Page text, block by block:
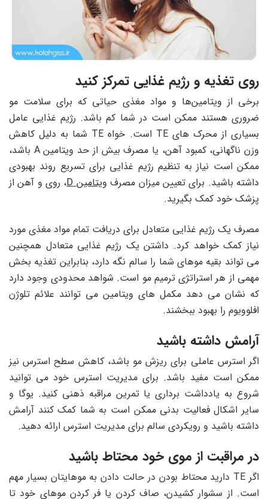
روی تغذیه و رژیم غذایی تمرکز کنید
برخی از ویتامین‌ها و مواد مغذی حیاتی که برای سلامت مو
ضروری هستند ممکن است در شما کم باشد. رژیم غذایی عامل
بسیاری از محرک های TE است. خواه TE شما به دلیل کاهش
وزن ناگهانی، کمبود آهن، یا مصرف بیش از حد ویتامین A باشد،
ممکن است نیاز به تنظیم رژیم غذایی برای تسریع روند بهبودی
داشته باشید. برای تعیین میزان مصرف ویتامین D ، روی و آهن از
پزشک خود کمک بگیرید.
مصرف یک رژیم غذایی متعادل برای دریافت تمام مواد مغذی مورد
نیاز کمک خواهد کرد. داشتن یک رژیم غذایی متعادل همچنین
می تواند بقیه موهای شما را سالم نگه دارد، بنابراین تغذیه بخش
مهمی از هر استراتژی ترمیم مو است. شواهد محدودی وجود دارد
که نشان می دهد مکمل های ویتامین می توانند علائم تلوژن
افلوویوم را بهبود ببخشند.
آرامش داشته باشید
اگر استرس عاملی برای ریزش مو باشد، کاهش سطح استرس نیز
ممکن است مفید باشد. برای مدیریت استرس خود می توانید
شروع به یادداشت برداری یا تمرین مراقبه ذهنی کنید. یوگا و
سایر اشکال فعالیت بدنی ممکن است به شما کمک کنند آرامش
داشته باشید و رویکردی سالم برای مدیریت استرس ارائه دهید.
در مراقبت از موی خود محتاط باشید
اگر TE دارید محتاط بودن در حالت دادن به موهایتان بسیار مهم
است. از سشوار کشیدن، صاف کردن یا فر کردن موهای خود تا